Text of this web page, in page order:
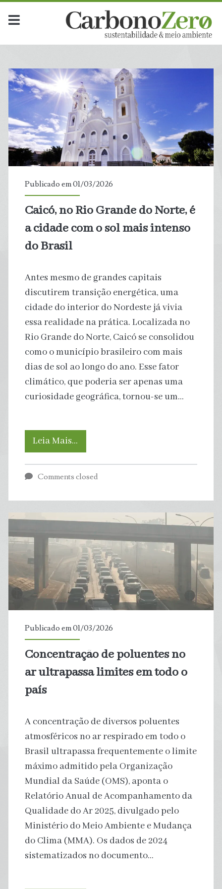
Dia:
<span>1
de
março
de
2026</span>
Publicado em 01/03/2026
Caicó, no Rio Grande do Norte, é
a cidade com o sol mais intenso
do Brasil
Antes mesmo de grandes capitais
discutirem transição energética, uma
cidade do interior do Nordeste já vivia
essa realidade na prática. Localizada no
Rio Grande do Norte, Caicó se consolidou
como o município brasileiro com mais
dias de sol ao longo do ano. Esse fator
climático, que poderia ser apenas uma
curiosidade geográfica, tornou-se um…
Leia Mais…
no
Norte,
é
a
com
o
intenso
do
Brasil
Comments closed
Publicado em 01/03/2026
Concentração de poluentes no
ar ultrapassa limites em todo o
país
A concentração de diversos poluentes
atmosféricos no ar respirado em todo o
Brasil ultrapassa frequentemente o limite
máximo admitido pela Organização
Mundial da Saúde (OMS), aponta o
Relatório Anual de Acompanhamento da
Qualidade do Ar 2025, divulgado pelo
Ministério do Meio Ambiente e Mudança
do Clima (MMA). Os dados de 2024
sistematizados no documento…